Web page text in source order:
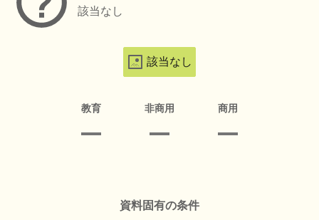
該当なし
該当なし
教育 非商用 商用
資料固有の条件